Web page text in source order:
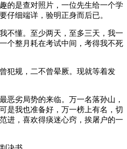
的是查对照片，一位先生给一个学
仔细端详，验明正身而后已。
不懂。至少两天，至多三天，我一
个整月耗在考试中间，考得我不死
犯规，二不曾晕厥。现就等着发
恶劣局势的来临。万一名落孙山，
是我也准备好，万一榜上有名，切
进，喜欢得痰迷心窍，挨屠户的一